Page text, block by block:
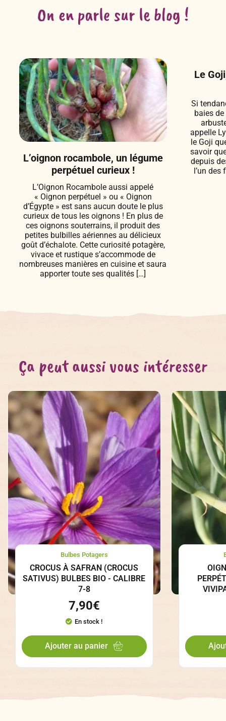
On en parle sur le blog !
L’oignon rocambole, un légume
perpétuel curieux !
L’Oignon Rocambole aussi appelé
« Oignon perpétuel » ou « Oignon
d’Égypte » est sans aucun doute le plus
curieux de tous les oignons ! En plus de
ces oignons souterrains, il produit des
petites bulbilles aériennes au délicieux
goût d’échalote. Cette curiosité potagère,
vivace et rustique s’accommode de
nombreuses manières en cuisine et saura
apporter toute ses qualités […]
Le
Si
baies
appelle
le Goji
savoir
depuis
l’un
Ça peut aussi vous intéresser
Bulbes Potagers
CROCUS À SAFRAN (CROCUS
SATIVUS) BULBES BIO - CALIBRE
7-8
7,90€
En stock !
Ajouter au panier